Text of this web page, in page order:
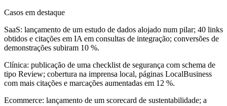
Casos em destaque
SaaS: lançamento de um estudo de dados alojado num pilar; 40 links
obtidos e citações em IA em consultas de integração; conversões de
demonstrações subiram 10 %.
Clínica: publicação de uma checklist de segurança com schema de
tipo Review; cobertura na imprensa local, páginas LocalBusiness
com mais citações e marcações aumentadas em 12 %.
Ecommerce: lançamento de um scorecard de sustentabilidade; a